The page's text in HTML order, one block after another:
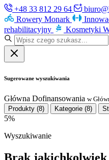
+48 33 812 29 64
Rowery Monark
rehabilitacyjny
Kosmetyki
Sugerowane wyszukiwania
Główna Dofinansowania w
Produkty (8) Kategorie (8)
5%
Wyszukiwanie